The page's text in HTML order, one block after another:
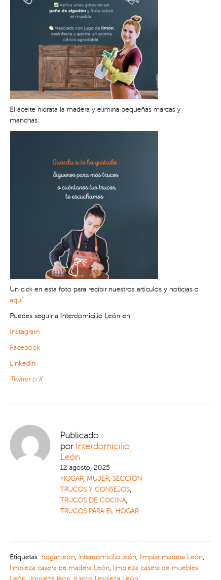
El aceite hidrata la madera y elimina pequeñas marcas y
manchas.
Un cick en esta foto para recibir nuestros artículos y noticias o
aquí
Puedes seguir a Interdomicilio León en:
Instagram
Facebook
Linkedin
Twitter o X
Publicado
por Interdomicilio
León
12 agosto, 2025
HOGAR, MUJER, SECCIÓN
TRUCOS Y CONSEJOS,
TRUCOS DE COCINA,
TRUCOS PARA EL HOGAR
Etiquetas: hogar leon, interdomicilio león, limpiar madera León,
limpieza casera de madera León, limpieza casera de muebles